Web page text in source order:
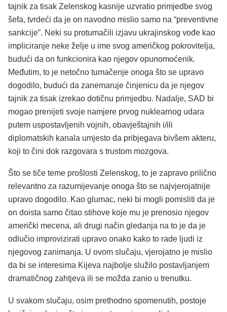
tajnik za tisak Zelenskog kasnije uzvratio primjedbe svog
šefa, tvrdeći da je on navodno mislio samo na “preventivne
sankcije”. Neki su protumačili izjavu ukrajinskog vođe kao
impliciranje neke želje u ime svog američkog pokrovitelja,
budući da on funkcionira kao njegov opunomoćenik.
Međutim, to je netočno tumačenje onoga što se upravo
dogodilo, budući da zanemaruje činjenicu da je njegov
tajnik za tisak izrekao dotičnu primjedbu. Nadalje, SAD bi
mogao prenijeti svoje namjere prvog nuklearnog udara
putem uspostavljenih vojnih, obavještajnih i/ili
diplomatskih kanala umjesto da pribjegava bivšem akteru,
koji to čini dok razgovara s trustom mozgova.
Što se tiče teme prošlosti Zelenskog, to je zapravo prilično
relevantno za razumijevanje onoga što se najvjerojatnije
upravo dogodilo. Kao glumac, neki bi mogli pomisliti da je
on doista samo čitao stihove koje mu je prenosio njegov
američki mecena, ali drugi način gledanja na to je da je
odlučio improvizirati upravo onako kako to rade ljudi iz
njegovog zanimanja. U ovom slučaju, vjerojatno je mislio
da bi se interesima Kijeva najbolje služilo postavljanjem
dramatičnog zahtjeva ili se možda zanio u trenutku.
U svakom slučaju, osim prethodno spomenutih, postoje